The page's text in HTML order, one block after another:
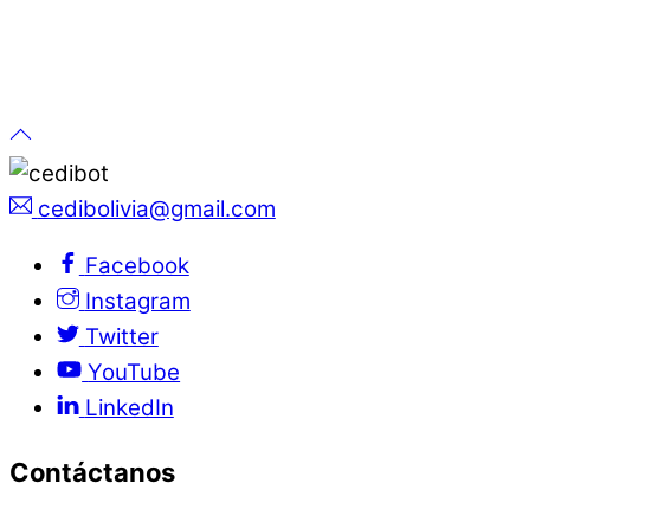
cedibolivia@gmail.com
Facebook
Instagram
Twitter
YouTube
LinkedIn
Contáctanos